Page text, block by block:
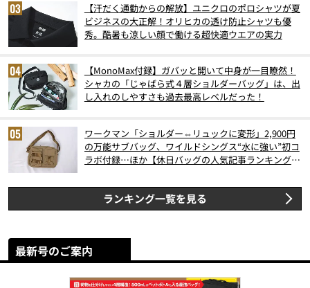
【汗だく通勤からの解放】ユニクロのポロシャツが夏
ビジネスの大正解！オリヒカの透け防止シャツも優
秀。酷暑も涼しい顔で働ける超快適ウエアの実力
【MonoMax付録】ガバッと開いて中身が一目瞭然！
シャカの「じゃばら式４層ショルダーバッグ」は、出
し入れのしやすさも過去最高レベルだった！
ワークマン「ショルダー⇔リュックに変形」2,900円
の万能サブバッグ、ワイルドシングス“水に強い”初コ
ラボ付録…ほか【休日バッグの人気記事ランキングベ
ランキング一覧を見る
最新号のご案内